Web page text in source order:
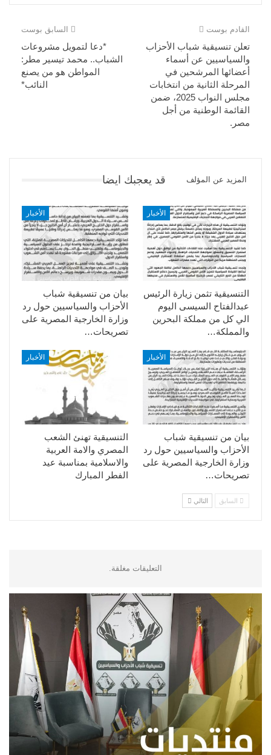
السابق بوست
*دعا لتمويل مشروعات
الشباب.. محمد تيسير مطر:
المواطن هو من يصنع
النائب*
القادم بوست
تعلن تنسيقية شباب الأحزاب
والسياسيين عن أسماء
أعضائها المرشحين في
المرحلة الثانية من انتخابات
مجلس النواب 2025، ضمن
القائمة الوطنية من أجل
مصر.
قد يعجبك ايضا المزيد عن المؤلف
الأخبار
بيان من تنسيقية شباب
الأحزاب والسياسيين حول رد
وزارة الخارجية المصرية على
تصريحات…
الأخبار
التنسيقية تثمن زيارة الرئيس
عبدالفتاح السيسى اليوم
الي كل من مملكة البحرين
والمملكة…
الأخبار
التنسيقية تهنئ الشعب
المصري والامة العربية
والاسلامية بمناسبة عيد
الفطر المبارك
الأخبار
بيان من تنسيقية شباب
الأحزاب والسياسيين حول رد
وزارة الخارجية المصرية على
تصريحات…
السابق التالي
التعليقات مغلقة.